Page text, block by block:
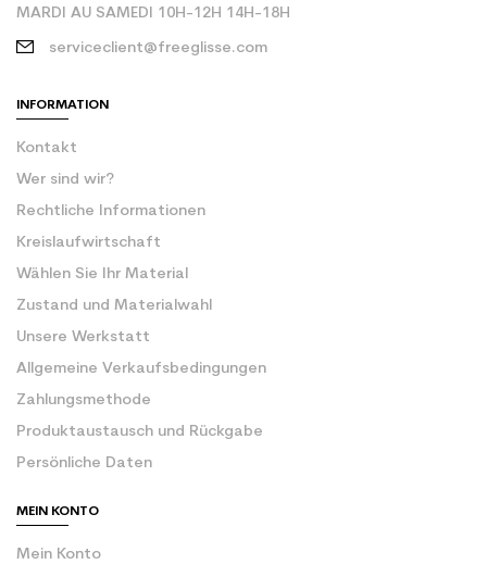
MARDI AU SAMEDI 10H-12H 14H-18H
serviceclient@freeglisse.com
INFORMATION
Kontakt
Wer sind wir?
Rechtliche Informationen
Kreislaufwirtschaft
Wählen Sie Ihr Material
Zustand und Materialwahl
Unsere Werkstatt
Allgemeine Verkaufsbedingungen
Zahlungsmethode
Produktaustausch und Rückgabe
Persönliche Daten
MEIN KONTO
Mein Konto